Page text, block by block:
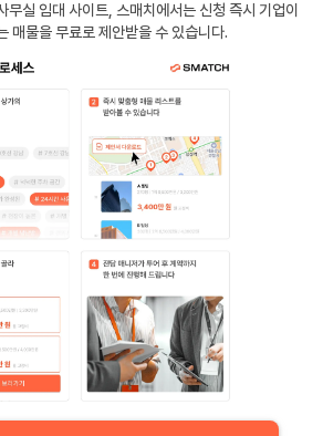
무실 임대 사이트, 스매치에서는 신청 즉시 기업이
매물을 무료로 제안받을 수 있습니다.